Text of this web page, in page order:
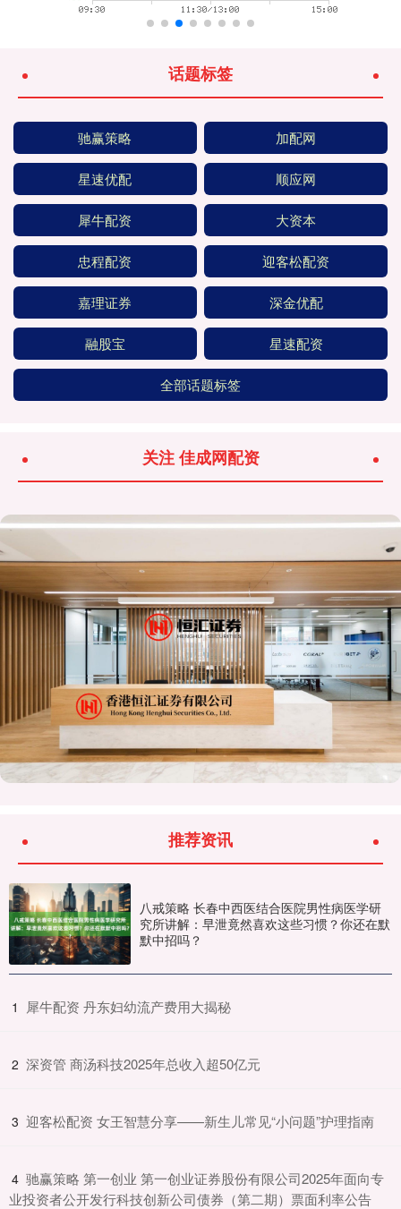
话题标签
驰赢策略 加配网
星速优配 顺应网
犀牛配资 大资本
忠程配资 迎客松配资
嘉理证券 深金优配
融股宝 星速配资
全部话题标签
关注 佳成网配资
推荐资讯
八戒策略 长春中西医结合医院男性病医学研
究所讲解：早泄竟然喜欢这些习惯？你还在默
默中招吗？
1 ​犀牛配资 丹东妇幼流产费用大揭秘
2 ​深资管 商汤科技2025年总收入超50亿元
3 ​迎客松配资 女王智慧分享——新生儿常见“小问题”护理指南
4 ​驰赢策略 第一创业 第一创业证券股份有限公司2025年面向专
业投资者公开发行科技创新公司债券（第二期）票面利率公告